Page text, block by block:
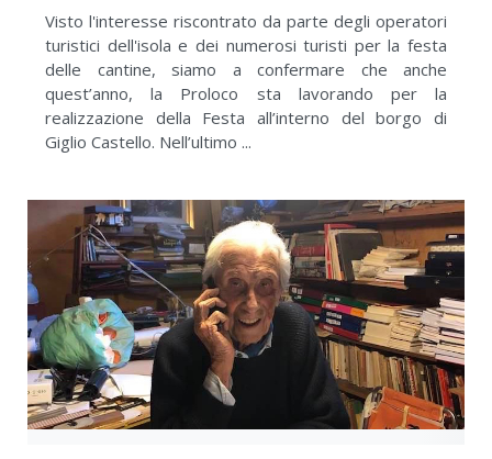
Visto l'interesse riscontrato da parte degli operatori
turistici dell'isola e dei numerosi turisti per la festa
delle cantine, siamo a confermare che anche
quest’anno, la Proloco sta lavorando per la
realizzazione della Festa all’interno del borgo di
Giglio Castello. Nell’ultimo ...